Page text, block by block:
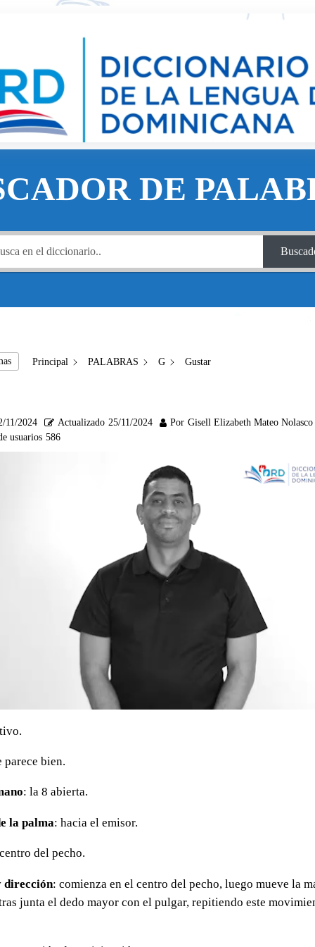
DE
Principal PALABRAS G Gustar
11/2024 Actualizado 25/11/2024 Por Gisell Elizabeth Mateo Nolasco
usuarios 586
parece bien.
: la 8 abierta.
la palma: hacia el emisor.
del pecho.
dirección: comienza en el centro del pecho, luego mueve la
junta el dedo mayor con el pulgar, repitiendo este